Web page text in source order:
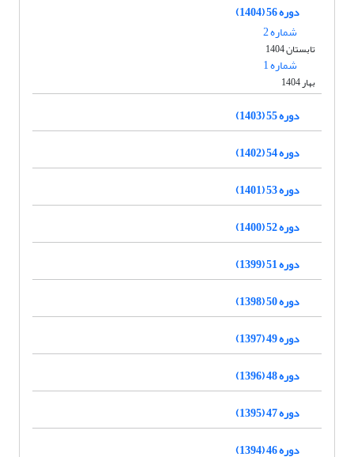
دوره 56 (1404)
شماره 2
تابستان 1404
شماره 1
بهار 1404
دوره 55 (1403)
دوره 54 (1402)
دوره 53 (1401)
دوره 52 (1400)
دوره 51 (1399)
دوره 50 (1398)
دوره 49 (1397)
دوره 48 (1396)
دوره 47 (1395)
دوره 46 (1394)